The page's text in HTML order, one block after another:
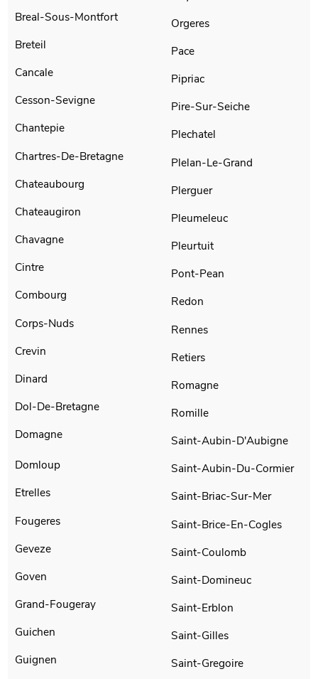
Breal-Sous-Montfort
Breteil
Cancale
Cesson-Sevigne
Chantepie
Chartres-De-Bretagne
Chateaubourg
Chateaugiron
Chavagne
Cintre
Combourg
Corps-Nuds
Crevin
Dinard
Dol-De-Bretagne
Domagne
Domloup
Etrelles
Fougeres
Geveze
Goven
Grand-Fougeray
Guichen
Guignen
Orgeres
Pace
Pipriac
Pire-Sur-Seiche
Plechatel
Plelan-Le-Grand
Plerguer
Pleumeleuc
Pleurtuit
Pont-Pean
Redon
Rennes
Retiers
Romagne
Romille
Saint-Aubin-D'Aubigne
Saint-Aubin-Du-Cormier
Saint-Briac-Sur-Mer
Saint-Brice-En-Cogles
Saint-Coulomb
Saint-Domineuc
Saint-Erblon
Saint-Gilles
Saint-Gregoire